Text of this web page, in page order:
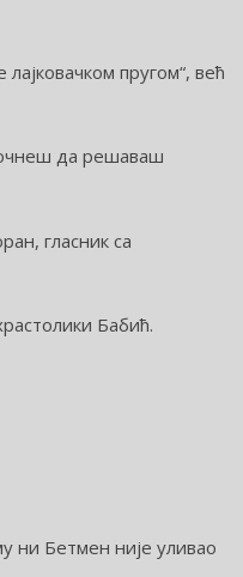
пругом“, већ
да решаваш
гласник са
Бабић.
ни Бетмен није уливао